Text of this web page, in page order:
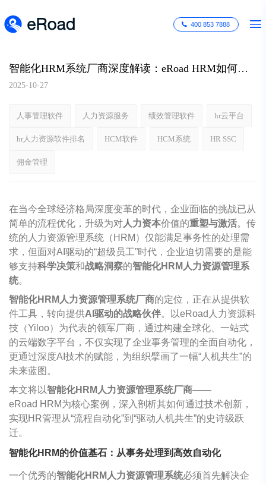
400 853 7888
智能化HRM系统厂商深度解读：eRoad HRM如何引领企业迈向人机共生的数智化时代
2025-10-27
人事管理软件 人力资源服务 绩效管理软件 hr云平台
hr人力资源软件排名 HCM软件 HCM系统 HR SSC
佣金管理
在当今全球经济格局深度变革的时代，企业面临的挑战已从
简单的流程优化，升级为对人力资本价值的重塑与激活。传
统的人力资源管理系统（HRM）仅能满足事务性的处理需
求，但面对AI驱动的“超级员工”时代，企业迫切需要的是能
够支持科学决策和战略洞察的智能化HRM人力资源管理系
统。
智能化HRM人力资源管理系统厂商的定位，正在从提供软
件工具，转向提供AI驱动的战略伙伴。以eRoad 人力资源科
技（Yiloo）为代表的领军厂商，通过构建全球化、一站式
的云端数字平台，不仅实现了企业事务管理的全面自动化，
更通过深度AI技术的赋能，为组织擘画了一幅“人机共生”的
未来蓝图。
本文将以智能化HRM人力资源管理系统厂商——
eRoad HRM为核心案例，深入剖析其如何通过技术创新，
实现HR管理从“流程自动化”到“驱动人机共生”的史诗级跃
迁。
智能化HRM的价值基石：从事务处理到高效自动化
一个优秀的智能化HRM人力资源管理系统必须首先解决企